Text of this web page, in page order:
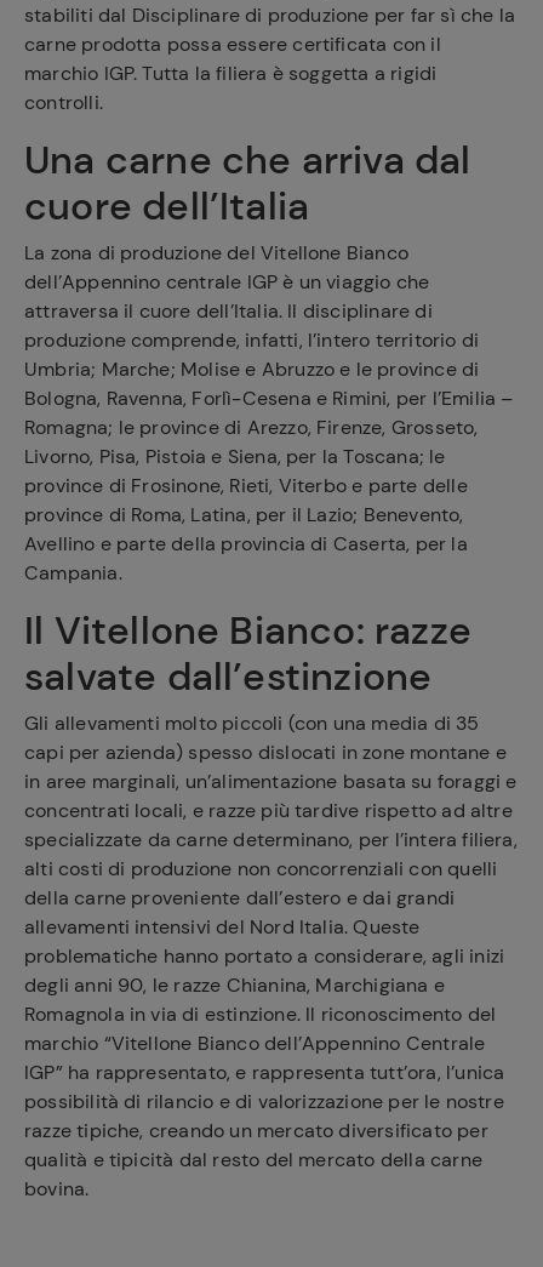
stabiliti dal Disciplinare di produzione per far sì che la
carne prodotta possa essere certificata con il
marchio IGP. Tutta la filiera è soggetta a rigidi
controlli.
Una carne che arriva dal
cuore dell’Italia
La zona di produzione del Vitellone Bianco
dell’Appennino centrale IGP è un viaggio che
attraversa il cuore dell’Italia. Il disciplinare di
produzione comprende, infatti, l’intero territorio di
Umbria; Marche; Molise e Abruzzo e le province di
Bologna, Ravenna, Forlì-Cesena e Rimini, per l’Emilia –
Romagna; le province di Arezzo, Firenze, Grosseto,
Livorno, Pisa, Pistoia e Siena, per la Toscana; le
province di Frosinone, Rieti, Viterbo e parte delle
province di Roma, Latina, per il Lazio; Benevento,
Avellino e parte della provincia di Caserta, per la
Campania.
Il Vitellone Bianco: razze
salvate dall’estinzione
Gli allevamenti molto piccoli (con una media di 35
capi per azienda) spesso dislocati in zone montane e
in aree marginali, un’alimentazione basata su foraggi e
concentrati locali, e razze più tardive rispetto ad altre
specializzate da carne determinano, per l’intera filiera,
alti costi di produzione non concorrenziali con quelli
della carne proveniente dall’estero e dai grandi
allevamenti intensivi del Nord Italia. Queste
problematiche hanno portato a considerare, agli inizi
degli anni 90, le razze Chianina, Marchigiana e
Romagnola in via di estinzione. Il riconoscimento del
marchio “Vitellone Bianco dell’Appennino Centrale
IGP” ha rappresentato, e rappresenta tutt’ora, l’unica
possibilità di rilancio e di valorizzazione per le nostre
razze tipiche, creando un mercato diversificato per
qualità e tipicità dal resto del mercato della carne
bovina.